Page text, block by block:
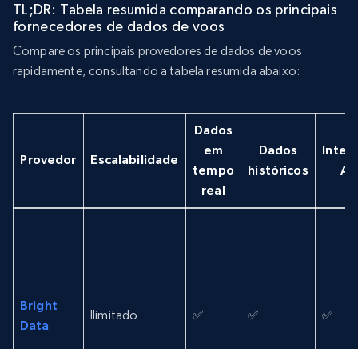
TL;DR: Tabela resumida comparando os principais
fornecedores de dados de voos
Compare os principais provedores de dados de voos
rapidamente, consultando a tabela resumida abaixo:
Provedor Escalabilidade
Dados
em
tempo
real
Dados
históricos
Bright
Data
Ilimitado ✅ ✅ ✅